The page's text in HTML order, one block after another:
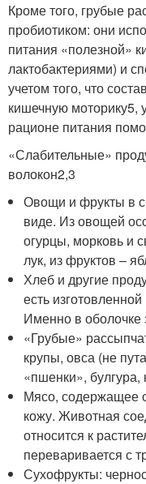
Кроме того, грубые
пробиотиком: они
питания «полезной»
лактобактериями) и
учетом того, что
кишечную моторику5,
рационе питания
«Слабительные»
волокон2,3
Овощи и фрукты в
виде. Из овощей
огурцы, морковь и
лук, из фруктов –
Хлеб и другие
есть
Именно в оболочке
«Грубые»
крупы, овса (не
«пшенки», булгура,
Мясо, содержащее
кожу. Животная
относится к
переваривается с
Сухофрукты: